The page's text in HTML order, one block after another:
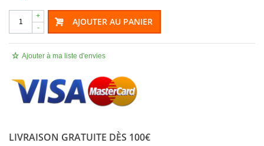
-
+ AJOUTER AU PANIER
Ajouter à ma liste d'envies
LIVRAISON GRATUITE DÈS 100€